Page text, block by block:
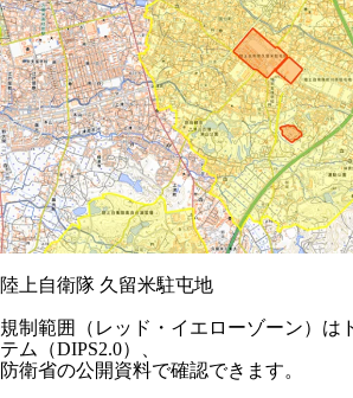
陸上自衛隊 久留米駐屯地
規制範囲（レッド・イエローゾーン）は
テム（DIPS2.0）、
防衛省の公開資料で確認できます。